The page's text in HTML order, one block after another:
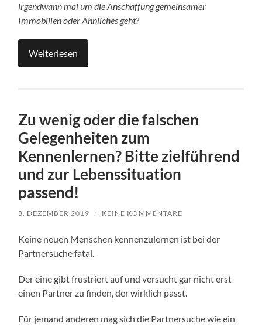
irgendwann mal um die Anschaffung gemeinsamer
Immobilien oder Ähnliches geht?
Weiterlesen
Zu wenig oder die falschen
Gelegenheiten zum
Kennenlernen? Bitte zielführend
und zur Lebenssituation
passend!
3. DEZEMBER 2019 / KEINE KOMMENTARE
Keine neuen Menschen kennenzulernen ist bei der
Partnersuche fatal.
Der eine gibt frustriert auf und versucht gar nicht erst
einen Partner zu finden, der wirklich passt.
Für jemand anderen mag sich die Partnersuche wie ein